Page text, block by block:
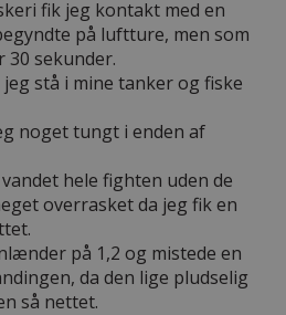
fik jeg kontakt med en
på luftture, men som
sekunder.
stå i mine tanker og fiske
noget tungt i enden af
hele fighten uden de
overrasket da jeg fik en
på 1,2 og mistede en
da den lige pludselig
så nettet.